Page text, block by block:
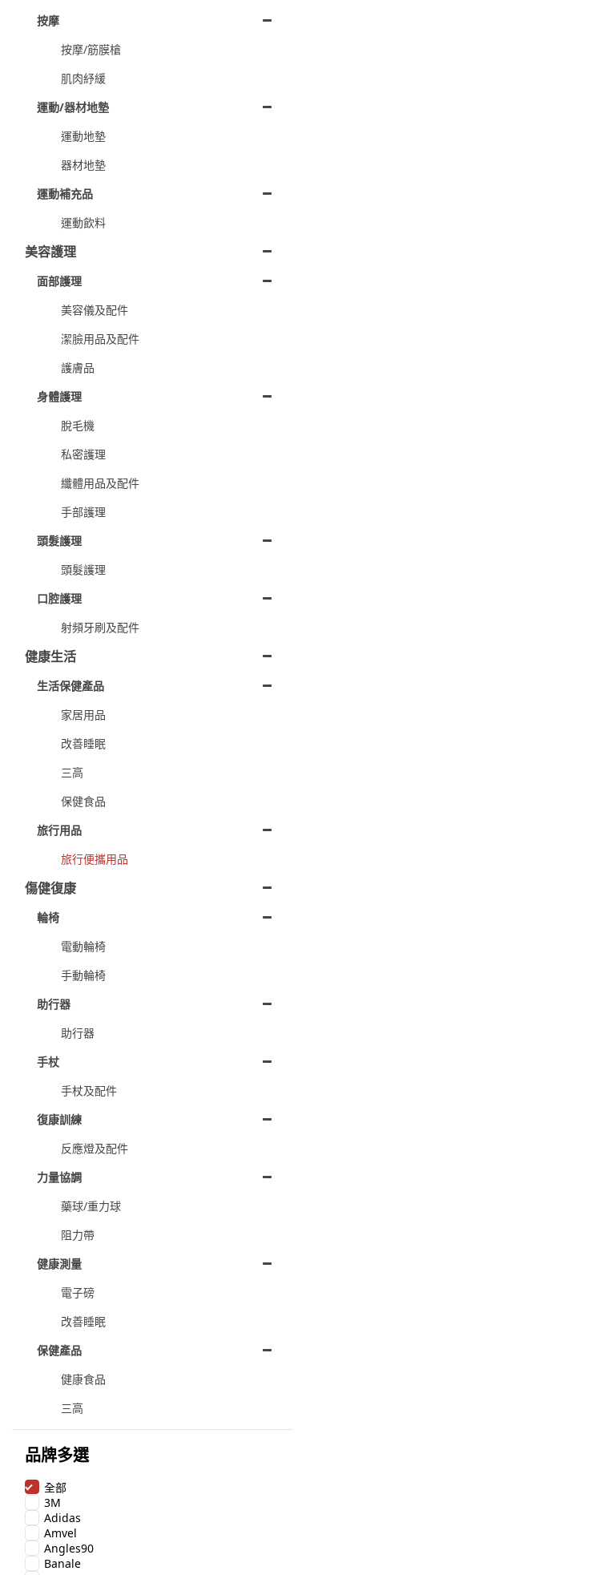
按摩
按摩/筋膜槍
肌肉紓緩
運動/器材地墊
運動地墊
器材地墊
運動補充品
運動飲料
美容護理
面部護理
美容儀及配件
潔臉用品及配件
護膚品
身體護理
脫毛機
私密護理
纖體用品及配件
手部護理
頭髮護理
頭髮護理
口腔護理
射頻牙刷及配件
健康生活
生活保健產品
家居用品
改善睡眠
三高
保健食品
旅行用品
旅行便攜用品
傷健復康
輪椅
電動輪椅
手動輪椅
助行器
助行器
手杖
手杖及配件
復康訓練
反應燈及配件
力量協調
藥球/重力球
阻力帶
健康測量
電子磅
改善睡眠
保健產品
健康食品
三高
品牌多選
全部
3M
Adidas
Amvel
Angles90
Banale